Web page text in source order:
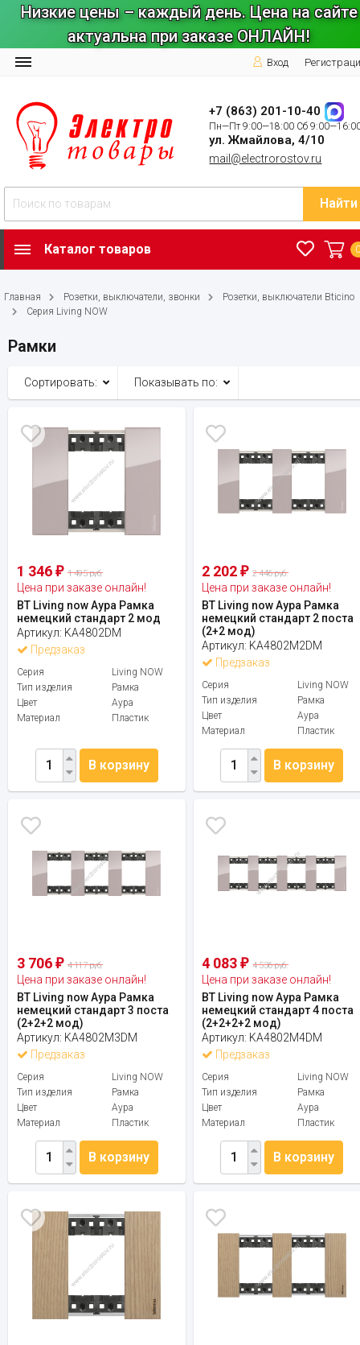
Низкие цены – каждый день. Цена на сайте
актуальна при заказе ОНЛАЙН!
Вход
+7 (863) 201-10-40
Пн—Пт 9:00—18:00 Сб
ул. Жмайлова, 4/10
mail@electrorostov.ru
Найти
Каталог товаров
Главная Розетки, выключатели, звонки
Розетки, выключатели Bticino
Серия Living NOW
Рамки
Сортировать: Показывать по:
1 346 ₽ 1 495 руб.
Цена при заказе онлайн!
BT Living now Аура Рамка
немецкий стандарт 2 мод
Артикул: KA4802DM
Предзаказ
Серия
Living NOW
Тип изделия
Рамка
Цвет
Аура
Материал
Пластик
В корзину
2 202₽ 2 446 руб.
Цена при заказе онлайн!
BT Living now Аура Рамка
немецкий стандарт 2 поста
(2+2 мод)
Артикул: KA4802M2DM
Предзаказ
Серия
Living NOW
Тип изделия
Рамка
Цвет
Аура
Материал
Пластик
В корзину
3 706 ₽ 4 117 руб.
Цена при заказе онлайн!
BT Living now Аура Рамка
немецкий стандарт 3 поста
(2+2+2 мод)
Артикул: KA4802M3DM
Предзаказ
Серия
Living NOW
Тип изделия
Рамка
Цвет
Аура
Материал
Пластик
В корзину
4 083₽ 4 536 руб.
Цена при заказе онлайн!
BT Living now Аура Рамка
немецкий стандарт 4 поста
(2+2+2+2 мод)
Артикул: KA4802M4DM
Предзаказ
Серия
Living NOW
Тип изделия
Рамка
Цвет
Аура
Материал
Пластик
В корзину